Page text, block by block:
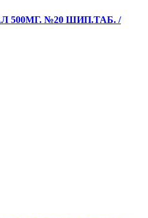
500МГ. №20 ШИП.ТАБ. /